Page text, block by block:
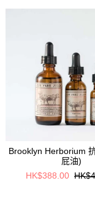
Brooklyn Herborium
屁油)
HK$388.00